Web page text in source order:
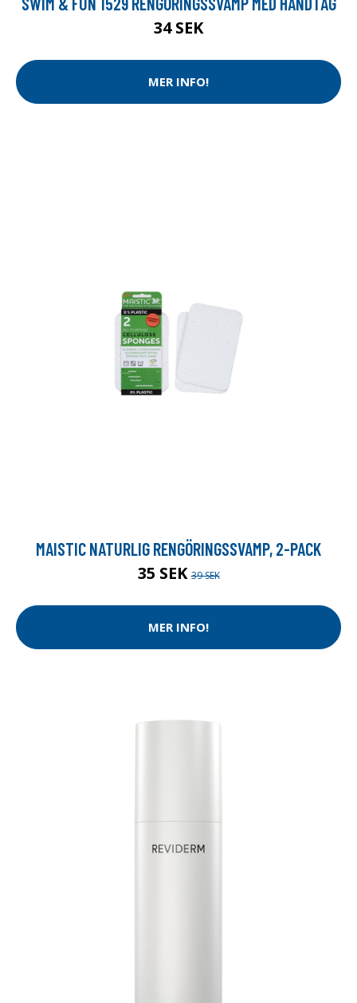
34 SEK
MER INFO!
MAISTIC NATURLIG RENGÖRINGSSVAMP, 2-PACK
35 SEK39 SEK
MER INFO!